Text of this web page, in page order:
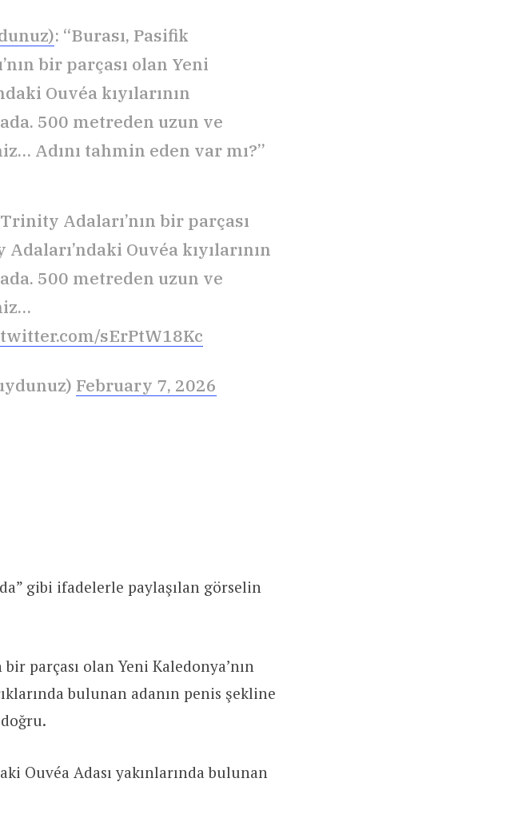
: “Burası, Pasifik
bir parçası olan Yeni
Ouvéa kıyılarının
500 metreden uzun ve
Adını tahmin eden var mı?”
Adaları’nın bir parçası
Ouvéa kıyılarının
500 metreden uzun ve
sErPtW18Kc
February 7, 2026
gibi ifadelerle paylaşılan görselin
parçası olan Yeni Kaledonya’nın
bulunan adanın penis şekline
Ouvéa Adası yakınlarında bulunan